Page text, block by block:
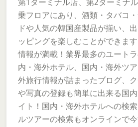
第1ターミナル店、第2ターミナ
乗フロアにあり、酒類・タバコ
ドや人気の韓国産製品が揃い、
ッピングを楽しむことができま
情報が満載！業界最多のユート
内・海外ホテル、国内・海外ツ
外旅行情報が詰まったブログ、
や写真の登録も簡単に出来る国
イト！国内・海外ホテルへの検
ルツアーの検索もオンラインで